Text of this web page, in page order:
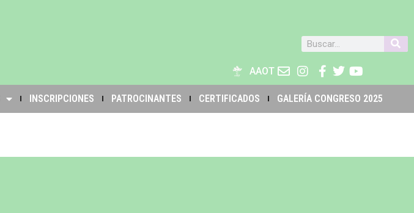
AAOT
INSCRIPCIONES PATROCINANTES CERTIFICADOS GALERÍA CONGRESO 2025